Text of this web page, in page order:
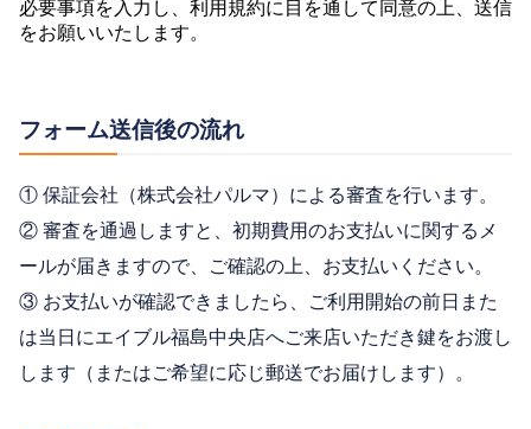
必要事項を入力し、利用規約に目を通して同意の上、送信
をお願いいたします。
フォーム送信後の流れ
① 保証会社（株式会社パルマ）による審査を行います。
② 審査を通過しますと、初期費用のお支払いに関するメ
ールが届きますので、ご確認の上、お支払いください。
③ お支払いが確認できましたら、ご利用開始の前日また
は当日にエイブル福島中央店へご来店いただき鍵をお渡し
します（またはご希望に応じ郵送でお届けします）。